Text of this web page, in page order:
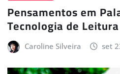
Pensamentos em
Tecnologia de
Caroline Silveira set